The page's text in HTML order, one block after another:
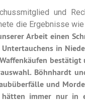
und
die Ergebnisse
Arbeit einen
in
Böhnhardt
und
immer nur in